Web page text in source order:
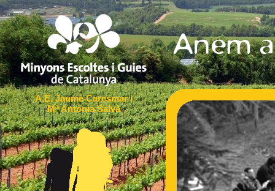
A.E. Jaume Caresmar i
Mª Antònia Salvà